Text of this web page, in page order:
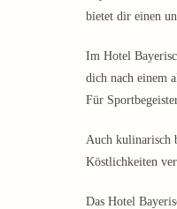
bietet dir einen
Im Hotel
dich nach einem
Für
Auch kulinarisch
Köstlichkeiten
Das Hotel